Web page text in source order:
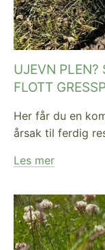
UJEVN PLEN?
FLOTT
Her får du en
årsak til ferdig
Les mer